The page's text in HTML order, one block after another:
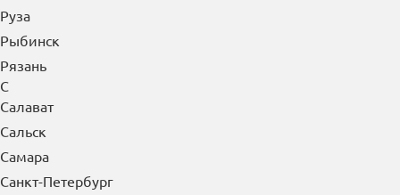
Реутов
Ржев
Рославль
Россошь
Ростов-на-Дону
Рошаль
Рубцовск
Руза